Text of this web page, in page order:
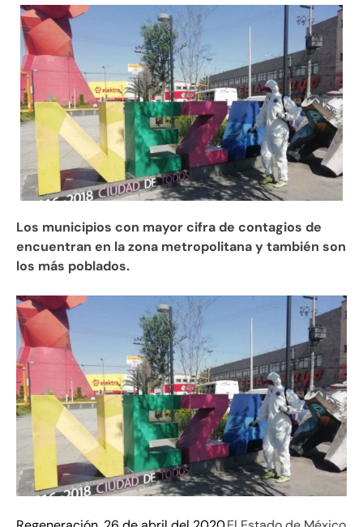
Los municipios con mayor cifra de contagios de
encuentran en la zona metropolitana y también son
los más poblados.